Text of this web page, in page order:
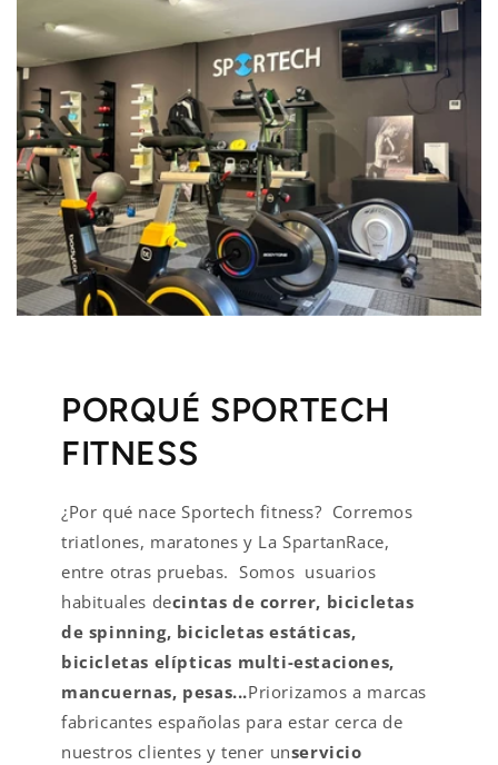
PORQUÉ SPORTECH
FITNESS
¿Por qué nace Sportech fitness? Corremos
triatlones, maratones y La SpartanRace,
entre otras pruebas. Somos usuarios
habituales decintas de correr, bicicletas
de spinning, bicicletas estáticas,
bicicletas elípticas multi-estaciones,
mancuernas, pesas...Priorizamos a marcas
fabricantes españolas para estar cerca de
nuestros clientes y tener unservicio